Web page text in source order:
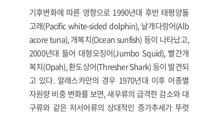
기후변화에 따른 영향으로 1990년대 후반 태평양돌
고래(Pacific white-sided dolphin), 날개다랑어(Alb
acore tuna), 개복치(Ocean sunfish) 등이 나타났고,
2000년대 들어 대형오징어(Jumbo Squid), 빨간개
복치(Opah), 환도상어(Thresher Shark) 등이 발견되
고 있다. 알래스카만의 경우 1970년대 이후 어종별
자원량 비중 변화를 보면, 새우류의 급격한 감소와 대
구류와 같은 저서어류의 상대적인 증가추세가 뚜렷